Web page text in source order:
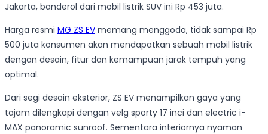
Jakarta, banderol dari mobil listrik SUV ini Rp 453 juta.
Harga resmi MG ZS EV memang menggoda, tidak sampai Rp
500 juta konsumen akan mendapatkan sebuah mobil listrik
dengan desain, fitur dan kemampuan jarak tempuh yang
optimal.
Dari segi desain eksterior, ZS EV menampilkan gaya yang
tajam dilengkapi dengan velg sporty 17 inci dan electric i-
MAX panoramic sunroof. Sementara interiornya nyaman